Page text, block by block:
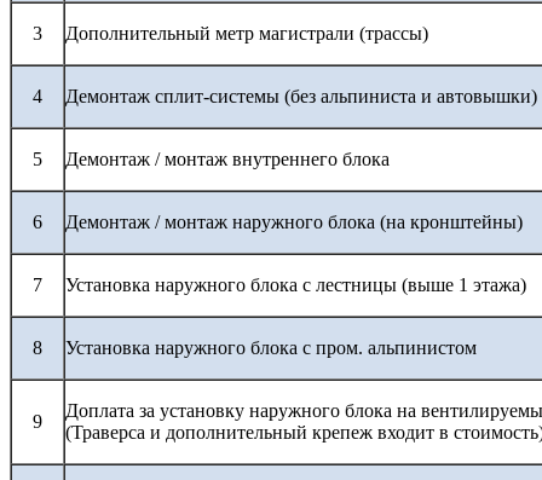
3 Дополнительный метр магистрали (трассы)
4 Демонтаж сплит-системы (без альпиниста и автовышки)
5 Демонтаж / монтаж внутреннего блока
6 Демонтаж / монтаж наружного блока (на кронштейны)
7 Установка наружного блока с лестницы (выше 1 этажа)
8 Установка наружного блока с пром. альпинистом
9
Доплата за установку наружного блока на
(Траверса и дополнительный крепеж входит в